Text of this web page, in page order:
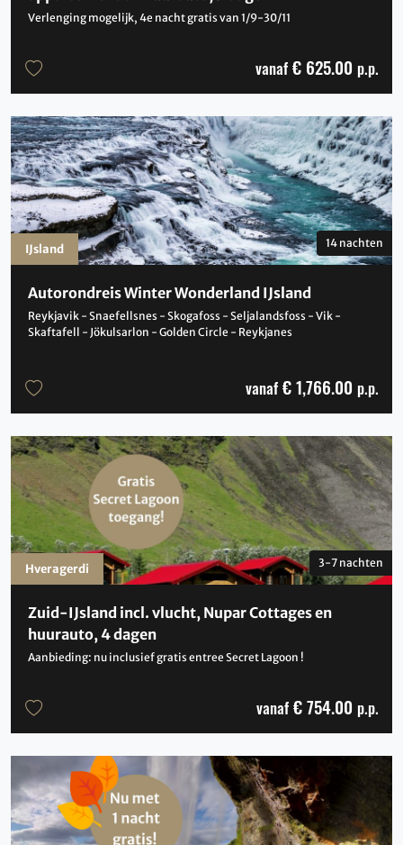
Verlenging mogelijk, 4e nacht gratis van 1/9-30/11
vanaf € 625.00 p.p.
Autorondreis Winter Wonderland IJsland
Reykjavik - Snaefellsnes - Skogafoss - Seljalandsfoss - Vik -
Skaftafell - Jökulsarlon - Golden Circle - Reykjanes
14 nachten
vanaf € 1,766.00 p.p.
IJsland
Zuid-IJsland incl. vlucht, Nupar Cottages en
huurauto, 4 dagen
Aanbieding: nu inclusief gratis entree Secret Lagoon !
3-7 nachten
vanaf € 754.00 p.p.
Hveragerdi